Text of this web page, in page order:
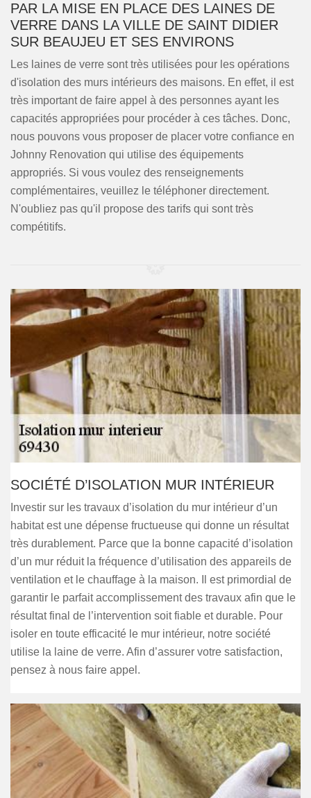
PAR LA MISE EN PLACE DES LAINES DE
VERRE DANS LA VILLE DE SAINT DIDIER
SUR BEAUJEU ET SES ENVIRONS
Les laines de verre sont très utilisées pour les opérations
d'isolation des murs intérieurs des maisons. En effet, il est
très important de faire appel à des personnes ayant les
capacités appropriées pour procéder à ces tâches. Donc,
nous pouvons vous proposer de placer votre confiance en
Johnny Renovation qui utilise des équipements
appropriés. Si vous voulez des renseignements
complémentaires, veuillez le téléphoner directement.
N'oubliez pas qu'il propose des tarifs qui sont très
compétitifs.
SOCIÉTÉ D’ISOLATION MUR INTÉRIEUR
Investir sur les travaux d’isolation du mur intérieur d’un
habitat est une dépense fructueuse qui donne un résultat
très durablement. Parce que la bonne capacité d’isolation
d’un mur réduit la fréquence d’utilisation des appareils de
ventilation et le chauffage à la maison. Il est primordial de
garantir le parfait accomplissement des travaux afin que le
résultat final de l’intervention soit fiable et durable. Pour
isoler en toute efficacité le mur intérieur, notre société
utilise la laine de verre. Afin d’assurer votre satisfaction,
pensez à nous faire appel.